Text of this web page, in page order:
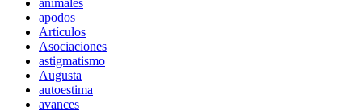
animales
apodos
Artículos
Asociaciones
astigmatismo
Augusta
autoestima
avances